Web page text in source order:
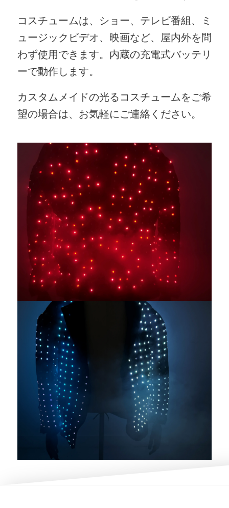
コスチュームは、ショー、テレビ番組、ミ
ュージックビデオ、映画など、屋内外を問
わず使用できます。内蔵の充電式バッテリ
ーで動作します。
カスタムメイドの光るコスチュームをご希
望の場合は、お気軽にご連絡ください。